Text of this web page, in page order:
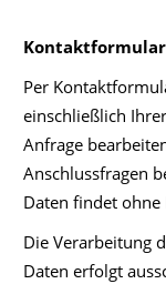
Kontaktformular
Per
einschließlich
Anfrage
Anschlussfragen
Daten findet
Die Verarbeitung
Daten erfolgt